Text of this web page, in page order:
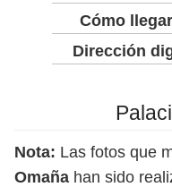
Cómo
Dirección
Nota: Las fotos que
Omaña han sido